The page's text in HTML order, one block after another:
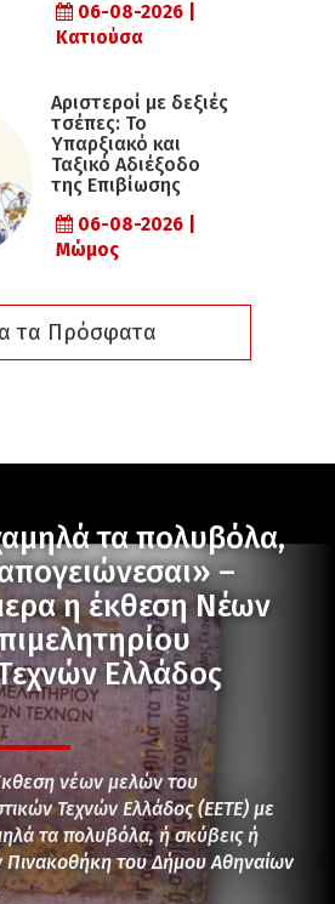
06-08-2026 |
Κατιούσα
Αριστεροί με δεξιές
τσέπες: Το
Υπαρξιακό και
Ταξικό Αδιέξοδο
της Επιβίωσης
06-08-2026 |
Μώμος
τα Πρόσφατα
τα πολυβόλα,
–
η έκθεση Νέων
Ελλάδος
νέων μελών του
Τεχνών Ελλάδος (ΕΕΤΕ) με
τα πολυβόλα, ή σκύβεις ή
Πινακοθήκη του Δήμου Αθηναίων